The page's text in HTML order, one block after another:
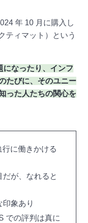
年 10 月に購入し
ティマット）という
になったり、インフ
たびに、そのユニー
った人たちの関心を
に働きかける
だが、なれると
象あり
での評判は真に